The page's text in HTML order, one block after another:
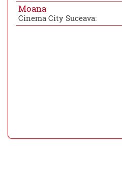
Moana
Cinema City Suceava: